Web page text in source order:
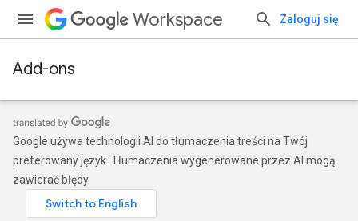
Workspace Zaloguj się
Add-ons
Google używa technologii AI do tłumaczenia treści na Twój
preferowany język. Tłumaczenia wygenerowane przez AI mogą
zawierać błędy.